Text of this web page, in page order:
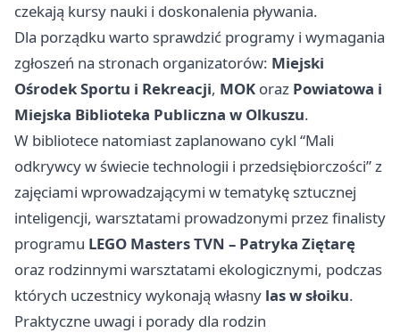
czekają kursy nauki i doskonalenia pływania.
Dla porządku warto sprawdzić programy i wymagania
zgłoszeń na stronach organizatorów: Miejski
Ośrodek Sportu i Rekreacji, MOK oraz Powiatowa i
Miejska Biblioteka Publiczna w Olkuszu.
W bibliotece natomiast zaplanowano cykl “Mali
odkrywcy w świecie technologii i przedsiębiorczości” z
zajęciami wprowadzającymi w tematykę sztucznej
inteligencji, warsztatami prowadzonymi przez finalisty
programu LEGO Masters TVN – Patryka Ziętarę
oraz rodzinnymi warsztatami ekologicznymi, podczas
których uczestnicy wykonają własny las w słoiku.
Praktyczne uwagi i porady dla rodzin